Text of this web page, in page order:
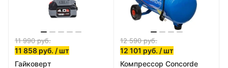
11 990руб.
11 858 руб. / шт
Гайковерт
12 590руб.
12 101 руб. / шт
Компрессор Concorde